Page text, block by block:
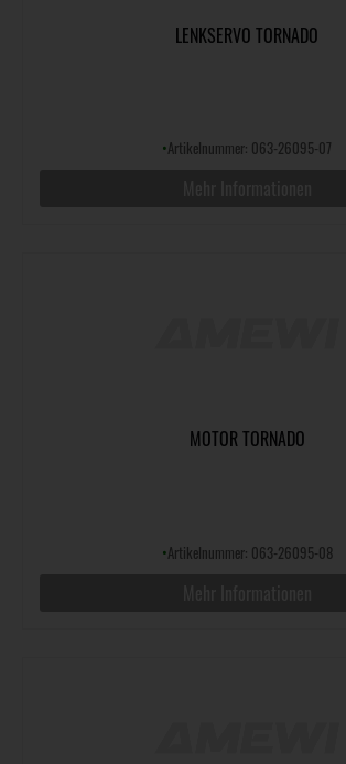
LENKSERVO TORNADO
•Artikelnummer: 063-26095-07
MOTOR TORNADO
•Artikelnummer: 063-26095-08